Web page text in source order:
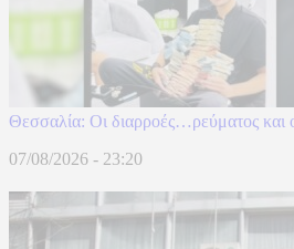
Θεσσαλία: Οι διαρροές…ρεύματος και
07/08/2026 - 23:20